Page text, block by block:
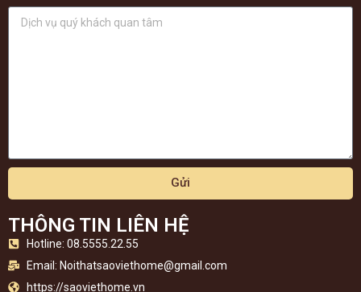
Gửi
THÔNG TIN LIÊN HỆ
Hotline: 08.5555.22.55
Email: Noithatsaoviethome@gmail.com
https://saoviethome.vn